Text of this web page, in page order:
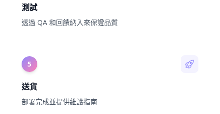
測試
透過 QA 和回饋納入來保證品質
5
送貨
部署完成並提供維護指南